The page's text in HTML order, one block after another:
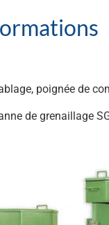
poignée de
de grenaillage